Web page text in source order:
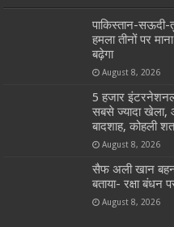
पाकिस्तान-सऊदी-
हमला तीनों पर
बढ़ेगा
August 8, 2026
5 हजार इंटरनेशनल
सबसे ज्यादा
बादशाह, कोहली
August 8, 2026
सैफ अली खान
बताया- रक्षा
August 8, 2026